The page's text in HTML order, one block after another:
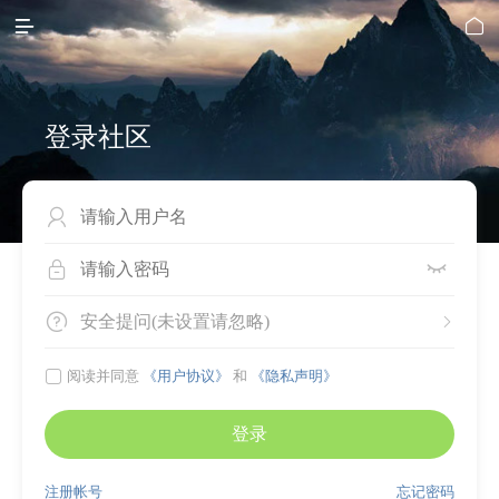
 
登录社区

 
 
安全提问(未设置请忽略)
 阅读并同意 《用户协议》 和 《隐私声明》
登录
忘记密码
注册帐号